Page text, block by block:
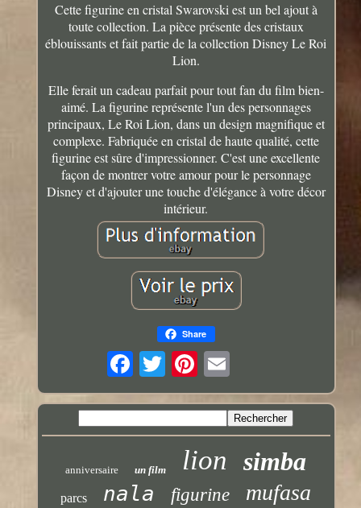
Cette figurine en cristal Swarovski est un bel ajout à
toute collection. La pièce présente des cristaux
éblouissants et fait partie de la collection Disney Le Roi
Lion.
Elle ferait un cadeau parfait pour tout fan du film bien-
aimé. La figurine représente l'un des personnages
principaux, Le Roi Lion, dans un design magnifique et
complexe. Fabriquée en cristal de haute qualité, cette
figurine est sûre d'impressionner. C'est une excellente
façon de montrer votre amour pour le personnage
Disney et d'ajouter une touche d'élégance à votre décor
intérieur.
Share
anniversaire un film lion simba
parcs nala figurine mufasa